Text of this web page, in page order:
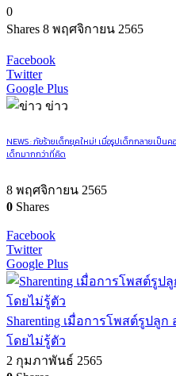
0
Shares 8 พฤศจิกายน 2565
Facebook
Twitter
Google Plus
ข่าว
NEWS : ภัยร้ายเด็กยุคใหม่! เมื่อรูปเด็กกลายเป็
เด็กมากกว่าที่คิด
8 พฤศจิกายน 2565
0 Shares
Facebook
Twitter
Google Plus
Sharenting เมื่อการโพสต์รูปลู
โดยไม่รู้ตัว
2 กุมภาพันธ์ 2565